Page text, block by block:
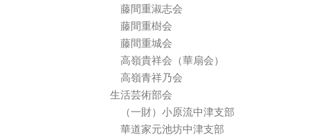
藤間重淑志会
藤間重樹会
藤間重城会
高嶺貴祥会（華扇会）
高嶺青祥乃会
生活芸術部会
（一財）小原流中津支部
華道家元池坊中津支部